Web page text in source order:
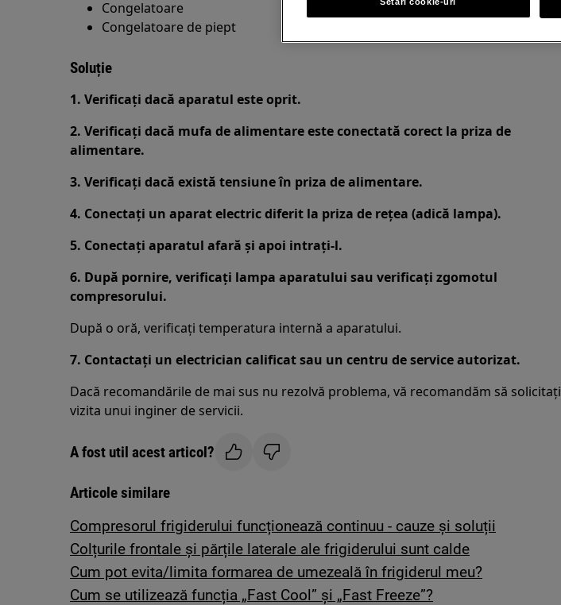
Congelatoare
Congelatoare de piept
Soluție
1. Verificați dacă aparatul este oprit.
2. Verificați dacă mufa de alimentare este conectată corect la priza de
alimentare.
3. Verificați dacă există tensiune în priza de alimentare.
4. Conectați un aparat electric diferit la priza de rețea (adică lampa).
5. Conectați aparatul afară și apoi intrați-l.
6. După pornire, verificați lampa aparatului sau verificați zgomotul
compresorului.
După o oră, verificați temperatura internă a aparatului.
7. Contactați un electrician calificat sau un centru de service autorizat.
Dacă recomandările de mai sus nu rezolvă problema, vă recomandăm să solicitați
vizita unui inginer de servicii.
A fost util acest articol?
Articole similare
Compresorul frigiderului funcționează continuu - cauze și soluții
Colțurile frontale și părțile laterale ale frigiderului sunt calde
Cum pot evita/limita formarea de umezeală în frigiderul meu?
Cum se utilizează funcția „Fast Cool” și „Fast Freeze”?